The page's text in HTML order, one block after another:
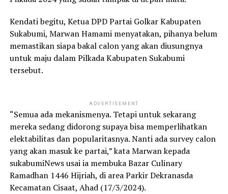
Kendati begitu, Ketua DPD Partai Golkar Kabupaten
Sukabumi, Marwan Hamami menyatakan, pihanya belum
memastikan siapa bakal calon yang akan diusungnya
untuk maju dalam Pilkada Kabupaten Sukabumi
tersebut.
ADVERTISEMENT
“Semua ada mekanismenya. Tetapi untuk sekarang
mereka sedang didorong supaya bisa memperlihatkan
elektabilitas dan popularitasnya. Nanti ada survey calon
yang akan masuk ke partai,” kata Marwan kepada
sukabumiNews usai ia membuka Bazar Culinary
Ramadhan 1446 Hijriah, di area Parkir Dekranasda
Kecamatan Cisaat, Ahad (17/3/2024).